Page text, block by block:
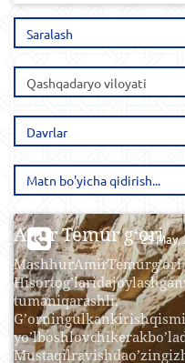
Saralash
Qashqadaryo viloyati
Davrlar
Amir Temur g‘ori
tumaniqarashli.
25 May,